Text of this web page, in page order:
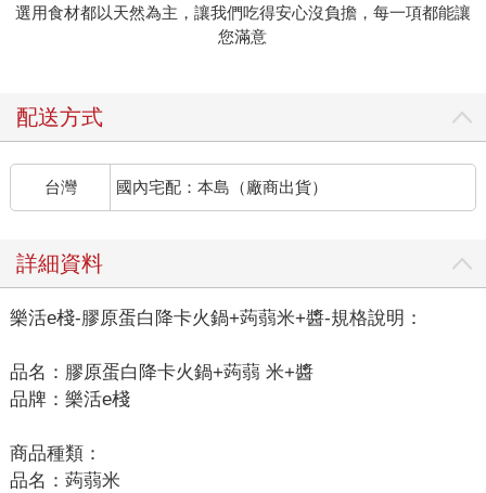
選用食材都以天然為主，讓我們吃得安心沒負擔，每一項都能讓
您滿意
配送方式
台灣 國內宅配：本島（廠商出貨）
詳細資料
樂活e棧-膠原蛋白降卡火鍋+蒟蒻米+醬-規格說明：
品名：膠原蛋白降卡火鍋+蒟蒻 米+醬
品牌：樂活e棧
商品種類：
品名：蒟蒻米